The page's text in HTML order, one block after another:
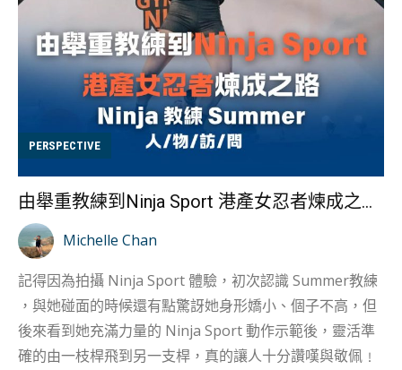
得有機會，當然要親自跟Angel上課體驗攀樹！我和CMan
都是第一次攀樹，如果我們能做到，大家肯定也可以！ 很
多人不知道，其實攀樹運動是有正式的學校課程的，例如
香港攀樹學院就提供攀樹訓練、技術專修訓練和技術分享
只要通過BBOLD報名，就可以以優惠價$250參加體驗
班，留言「攀樹」以獲取優惠！ 試玩體驗 -
BBOLDxSasuke Ninja Park 忍者障礙體驗課程報名表 在
Instagram 查看這則貼文 BBOLD EXPLORATION 運動 挑
PERSPECTIVE
由舉重教練到Ninja Sport 港產女忍者煉成之路 Ninja 教練 Summer 人物訪問
Michelle Chan
記得因為拍攝 Ninja Sport 體驗，初次認識 Summer教練
，與她碰面的時候還有點驚訝她身形嬌小、個子不高，但
後來看到她充滿力量的 Ninja Sport 動作示範後，靈活準
確的由一枝桿飛到另一支桿，真的讓人十分讚嘆與敬佩﹗